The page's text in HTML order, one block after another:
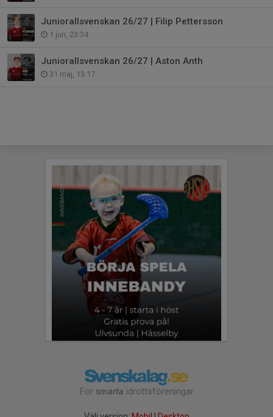
Juniorallsvenskan 26/27 | Filip Pettersson
1 jun, 23:34
Juniorallsvenskan 26/27 | Aston Anth
31 maj, 13:17
För smarta idrottsföreningar